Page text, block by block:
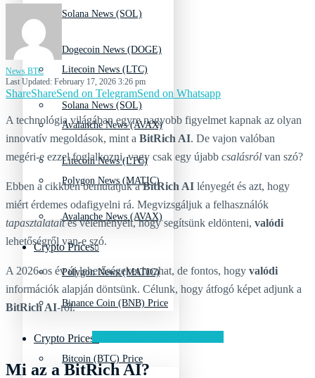
Solana News (SOL)
Litecoin News (LTC)
Avalanche News (AVAX)
Polygon News (MATIC)
Crypto Prices
Binance Coin (BNB) Price
Bitcoin (BTC) Price
Dogecoin News (DOGE)
Solana News (SOL)
Litecoin News (LTC)
Avalanche News (AVAX)
Polygon News (MATIC)
Crypto Prices
News BTC
Last Updated: February 17, 2026 3:26 pm
ShareShareSend on TelegramSend on Whatsapp
A technológia világában egyre nagyobb figyelmet kapnak az olyan
innovatív megoldások, mint a BitRich AI. De vajon valóban
megéri-e ezzel foglalkozni, vagy csak egy újabb csalásról van szó?
Ebben a cikkben bemutatjuk aBitRich AI lényegét és azt, hogy
miért érdemes odafigyelni rá. Megvizsgáljuk a felhasználók
tapasztalataités véleményeit, hogy segítsünk eldönteni, valódi
lehetőségről van-e szó.
A 2026-os év új lehetőségeket hozhat, de fontos, hogy valódi
információk alapján döntsünk. Célunk, hogy átfogó képet adjunk a
BitRich AI-ről.
Látogassa meg a BitRich AI-t
Mi az a BitRich AI?